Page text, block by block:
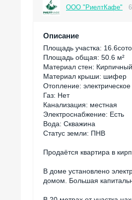
ООО "РиелтКафе"
Описание
Площадь участка:
Площадь общая: 50.6 м²
Материал стен: Кирпичный
Материал крыши: шифер
Отопление: электрическое
Газ: Нет
Канализация: местная
Электроснабжение: Есть
Вода: Скважина
Статус земли: ПНВ
Продаётся квартира в
В доме установлено
домом. Большая